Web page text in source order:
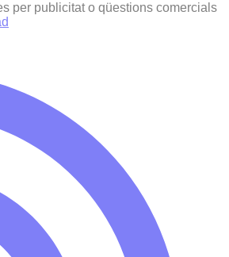
per publicitat o qüestions comercials